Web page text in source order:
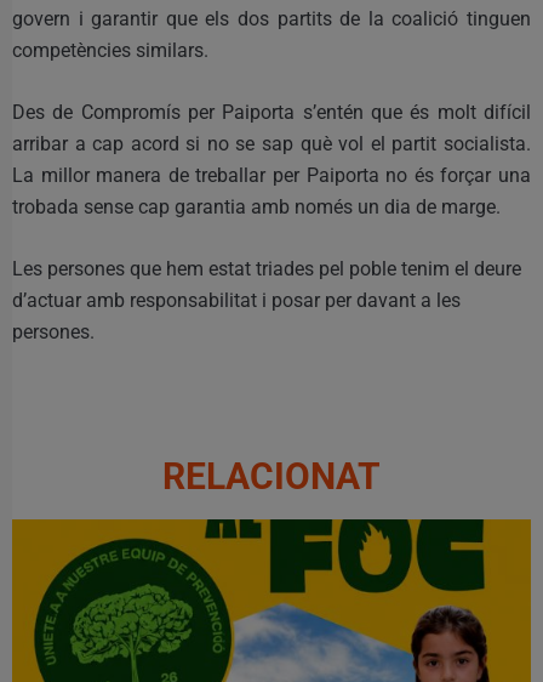
govern i garantir que els dos partits de la coalició tinguen
competències similars.
Des de Compromís per Paiporta s’entén que és molt difícil
arribar a cap acord si no se sap què vol el partit socialista.
La millor manera de treballar per Paiporta no és forçar una
trobada sense cap garantia amb només un dia de marge.
Les persones que hem estat triades pel poble tenim el deure
d’actuar amb responsabilitat i posar per davant a les
persones.
RELACIONAT